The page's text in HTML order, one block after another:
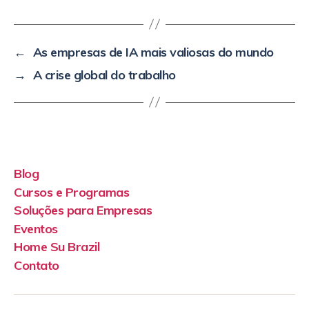
← As empresas de IA mais valiosas do mundo
→ A crise global do trabalho
Blog
Cursos e Programas
Soluções para Empresas
Eventos
Home Su Brazil
Contato